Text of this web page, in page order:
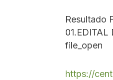
Resultado
01.EDITAL
file_open
https://